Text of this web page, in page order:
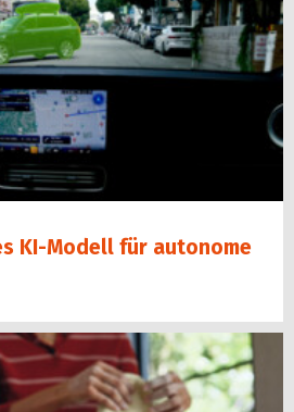
KI-Modell für autonome